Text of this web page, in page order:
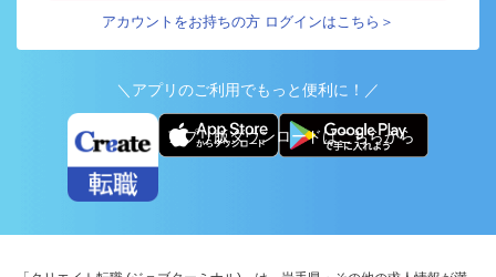
アカウントをお持ちの方 ログインはこちら＞
＼アプリのご利用でもっと便利に！／
アプリ版ダウンロードはこちらから